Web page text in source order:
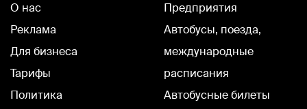
О нас
Реклама
Для бизнеса
Тарифы
Политика
Предприятия
Автобусы, поезда,
международные
расписания
Автобусные билеты